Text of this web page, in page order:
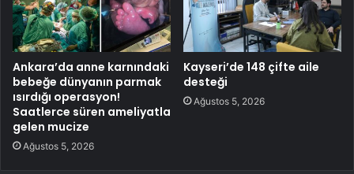
Ankara’da anne karnındaki
bebeğe dünyanın parmak
ısırdığı operasyon!
Saatlerce süren ameliyatla
gelen mucize
Ağustos 5, 2026
Kayseri’de 148 çifte aile
desteği
Ağustos 5, 2026